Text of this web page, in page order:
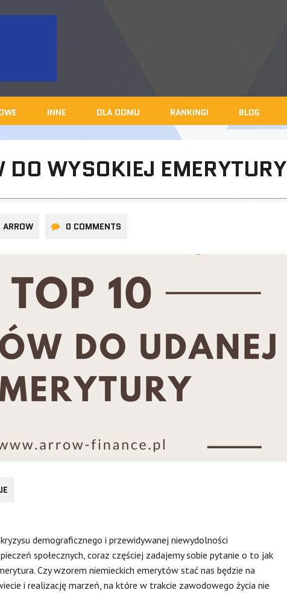
INNE DLA DOMU RANKINGI BLOG
WYSOKIEJ EMERYTURY
ARROW 0 COMMENTS
demograficznego i przewidywanej niewydolności
społecznych, coraz częściej zadajemy sobie pytanie o to jak
Czy wzorem niemieckich emerytów stać nas będzie na
i realizację marzeń, na które w trakcie zawodowego życia nie